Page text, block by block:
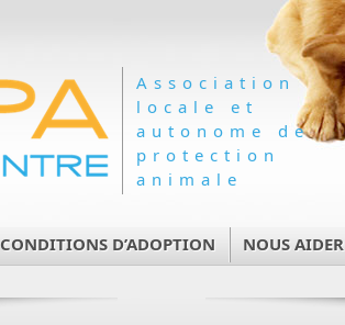
Association
locale et
autonome de
protection
animale
CONDITIONS D’ADOPTION NOUS AIDER